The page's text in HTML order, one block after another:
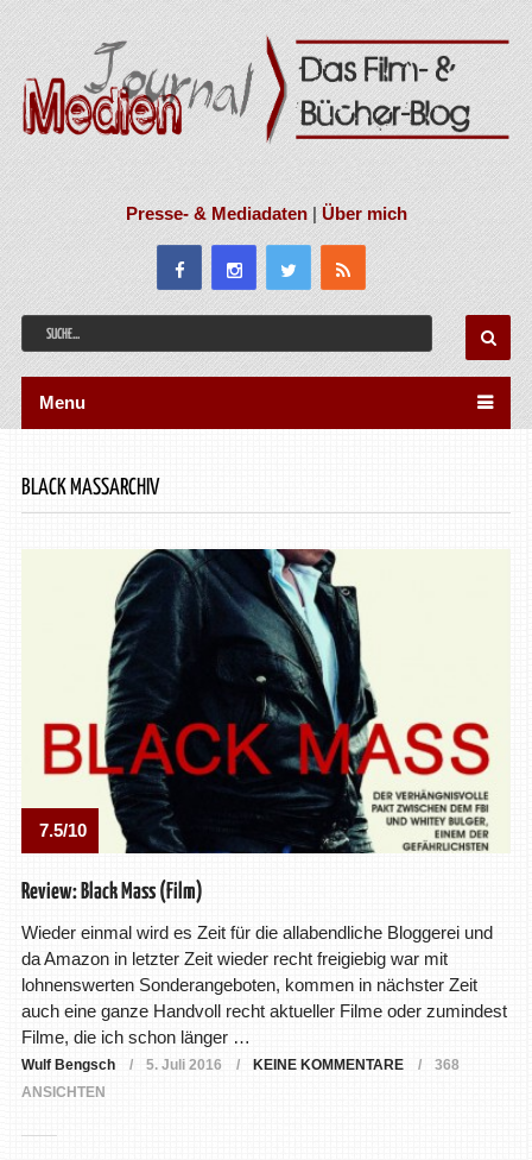
Presse- & Mediadaten|Über mich
Menu
BLACK MASSARCHIV
7.5/10
Review: Black Mass (Film)
Wieder einmal wird es Zeit für die allabendliche Bloggerei und
da Amazon in letzter Zeit wieder recht freigiebig war mit
lohnenswerten Sonderangeboten, kommen in nächster Zeit
auch eine ganze Handvoll recht aktueller Filme oder zumindest
Filme, die ich schon länger …
Wulf Bengsch 5. Juli 2016 KEINE KOMMENTARE
368
ANSICHTEN